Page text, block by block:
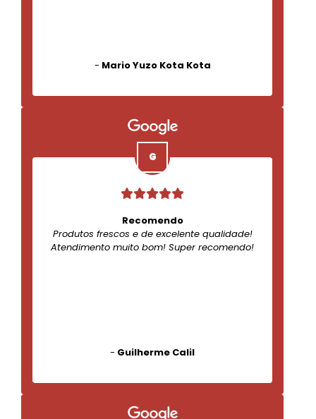
- Mario Yuzo Kota Kota
Recomendo
Produtos frescos e de excelente qualidade!
Atendimento muito bom! Super recomendo!
- Guilherme Calil